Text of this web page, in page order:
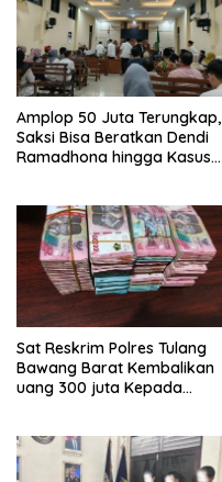
Amplop 50 Juta Terungkap,
Saksi Bisa Beratkan Dendi
Ramadhona hingga Kasus
Sat Reskrim Polres Tulang
Bawang Barat Kembalikan
uang 300 juta Kepada